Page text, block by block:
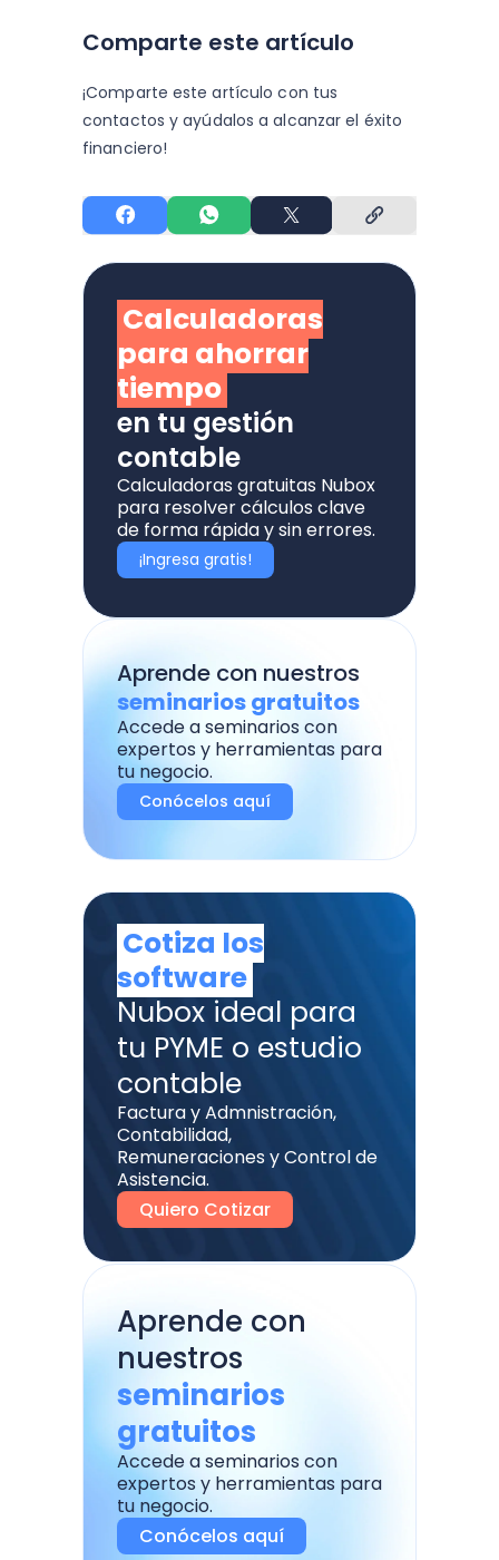
Comparte este artículo
¡Comparte este artículo con tus
contactos y ayúdalos a alcanzar el éxito
financiero!
Calculadoras
para ahorrar
tiempo
en tu gestión
contable
Calculadoras gratuitas Nubox
para resolver cálculos clave
de forma rápida y sin errores.
¡Ingresa gratis!
Aprende con nuestros
seminarios gratuitos
Accede a seminarios con
expertos y herramientas para
tu negocio.
Conócelos aquí
Aprende con
nuestros
seminarios
gratuitos
Accede a seminarios con
expertos y herramientas para
tu negocio.
Conócelos aquí
Cotiza los
software
Nubox ideal para
tu PYME o estudio
contable
Factura y Admnistración,
Contabilidad,
Remuneraciones y Control de
Asistencia.
Quiero Cotizar